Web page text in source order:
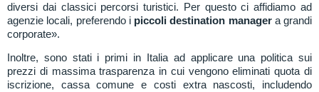
diversi dai classici percorsi turistici. Per questo ci affidiamo ad
agenzie locali, preferendo i piccoli destination managera grandi
corporate».
Inoltre, sono stati i primi in Italia ad applicare una politica sui
prezzi di massima trasparenza in cui vengono eliminati quota di
iscrizione, cassa comune e costi extra nascosti, includendo